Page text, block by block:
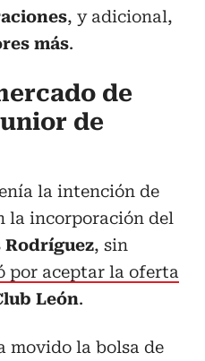
, y adicional,
más.
de
de
la intención de
la incorporación del
Rodríguez, sin
por aceptar la oferta
León.
movido la bolsa de